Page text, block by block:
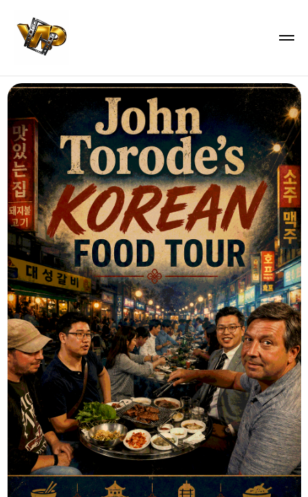
Корея Джона Торода
John Torode’s Korean Food Tour
2017 │ Великобритания │ HD │ 10 серий x 60'
Смотреть